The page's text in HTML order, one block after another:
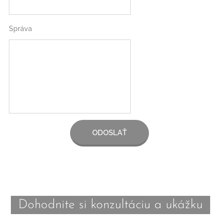
Správa
ODOSLAŤ
Dohodnite si konzultáciu a ukážku